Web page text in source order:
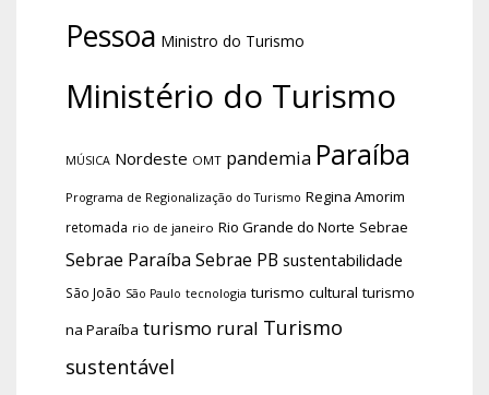
Pessoa Ministro do Turismo
Ministério do Turismo
MÚSICA Nordeste OMT pandemia Paraíba
Programa de Regionalização do Turismo Regina Amorim
retomada rio de janeiro Rio Grande do Norte Sebrae
Sebrae Paraíba Sebrae PB sustentabilidade
São João São Paulo tecnologia turismo cultural turismo
na Paraíba turismo rural Turismo
sustentável